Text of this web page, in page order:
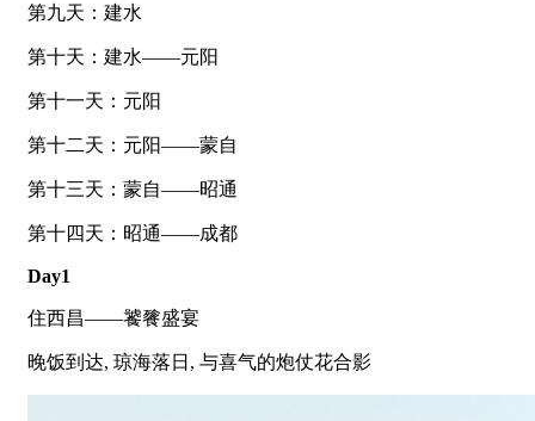
第九天：建水
第十天：建水——元阳
第十一天：元阳
第十二天：元阳——蒙自
第十三天：蒙自——昭通
第十四天：昭通——成都
Day1
住西昌——饕餮盛宴
晚饭到达, 琼海落日, 与喜气的炮仗花合影